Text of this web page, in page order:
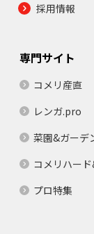
採用情報
専門サイト
コメリ産直
レンガ.pro
菜園&ガーデ
コメリハー
プロ特集